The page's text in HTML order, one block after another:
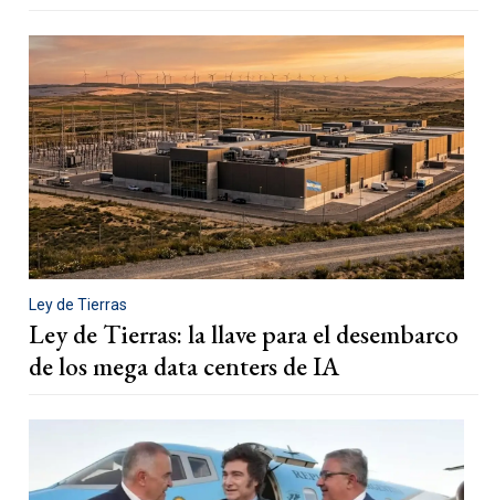
Ley de Tierras
Ley de Tierras: la llave para el desembarco
de los mega data centers de IA